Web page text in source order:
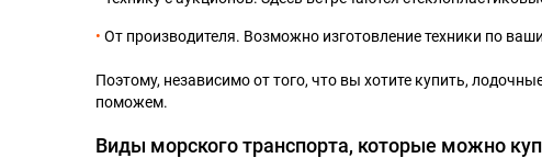
От производителя. Возможно изготовление техники по
Поэтому, независимо от того, что вы хотите купить,
поможем.
Виды морского транспорта, которые можно